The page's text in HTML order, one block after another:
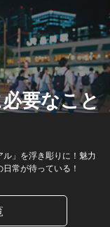
要なこと
」を浮き彫りに！魅力
常が待っている！